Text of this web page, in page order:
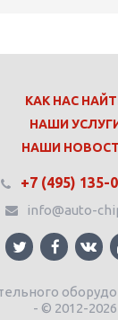
КАК НАС
НАШИ
НАШИ
+7 (495) 135-
info@auto-
- © 2012-2026